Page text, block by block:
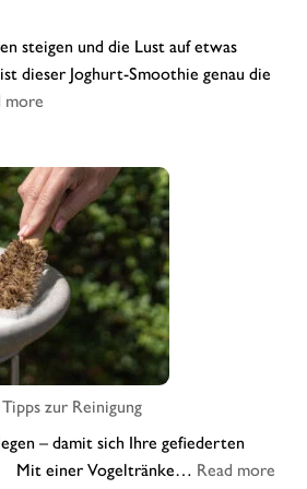
steigen und die Lust auf etwas
dieser Joghurt-Smoothie genau die
more
Joghurt-
Smoothie
mit
Fruchtpulver
zur Reinigung
– damit sich Ihre gefiederten
einer Vogeltränke… Read more